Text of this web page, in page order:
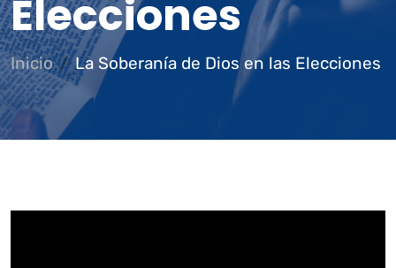
Elecciones
Inicio La Soberanía de Dios en las Elecciones